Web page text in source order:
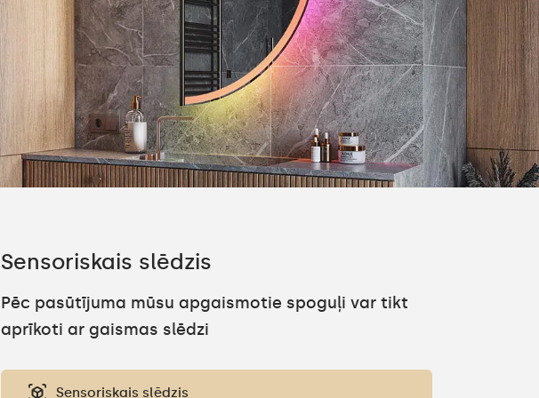
Sensoriskais slēdzis
Pēc pasūtījuma mūsu apgaismotie spoguļi var tikt
aprīkoti ar gaismas slēdzi
Sensoriskais slēdzis